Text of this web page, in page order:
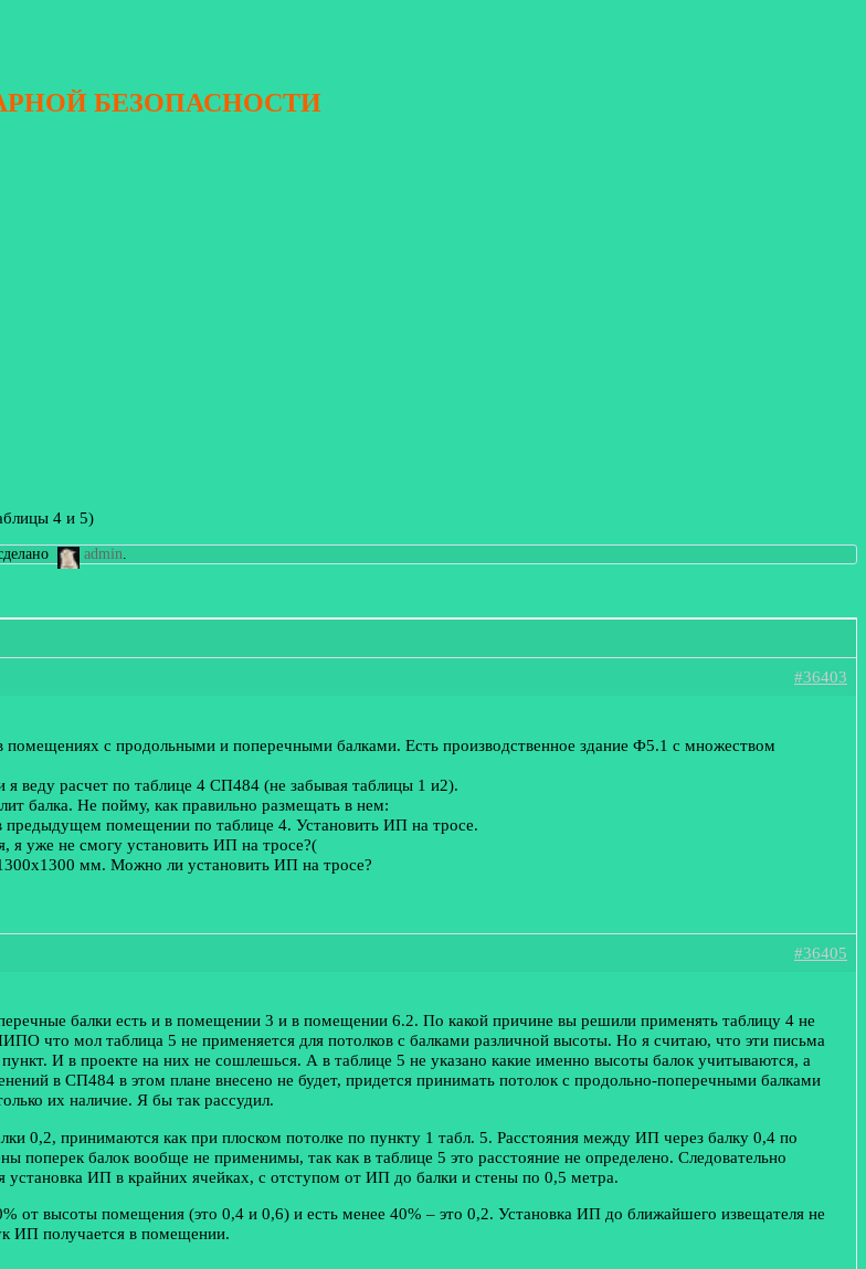
БЕЗОПАСНОСТИ
4 и 5)
admin
#36403
помещениях с продольными и поперечными балками. Есть производственное здание Ф5.1 с множеством
веду расчет по таблице 4 СП484 (не забывая таблицы 1 и2).
балка. Не пойму, как правильно размещать в нем:
предыдущем помещении по таблице 4. Установить ИП на тросе.
я уже не смогу установить ИП на тросе?(
мм. Можно ли установить ИП на тросе?
#36405
балки есть и в помещении 3 и в помещении 6.2. По какой причине вы решили применять таблицу 4 не
что мол таблица 5 не применяется для потолков с балками различной высоты. Но я считаю, что эти письма
И в проекте на них не сошлешься. А в таблице 5 не указано какие именно высоты балок учитываются, а
в СП484 в этом плане внесено не будет, придется принимать потолок с продольно-поперечными балками
их наличие. Я бы так рассудил.
0,2, принимаются как при плоском потолке по пункту 1 табл. 5. Расстояния между ИП через балку 0,4 по
поперек балок вообще не применимы, так как в таблице 5 это расстояние не определено. Следовательно
ИП в крайних ячейках, с отступом от ИП до балки и стены по 0,5 метра.
от высоты помещения (это 0,4 и 0,6) и есть менее 40% – это 0,2. Установка ИП до ближайшего извещателя не
ИП получается в помещении.